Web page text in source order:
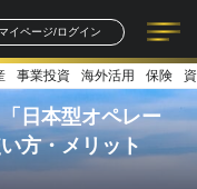
イページ/ログイン
記事一覧 連載一覧
著者一覧 書籍一覧
事業投資 海外活用 保険
日本型オペレー
方・メリット